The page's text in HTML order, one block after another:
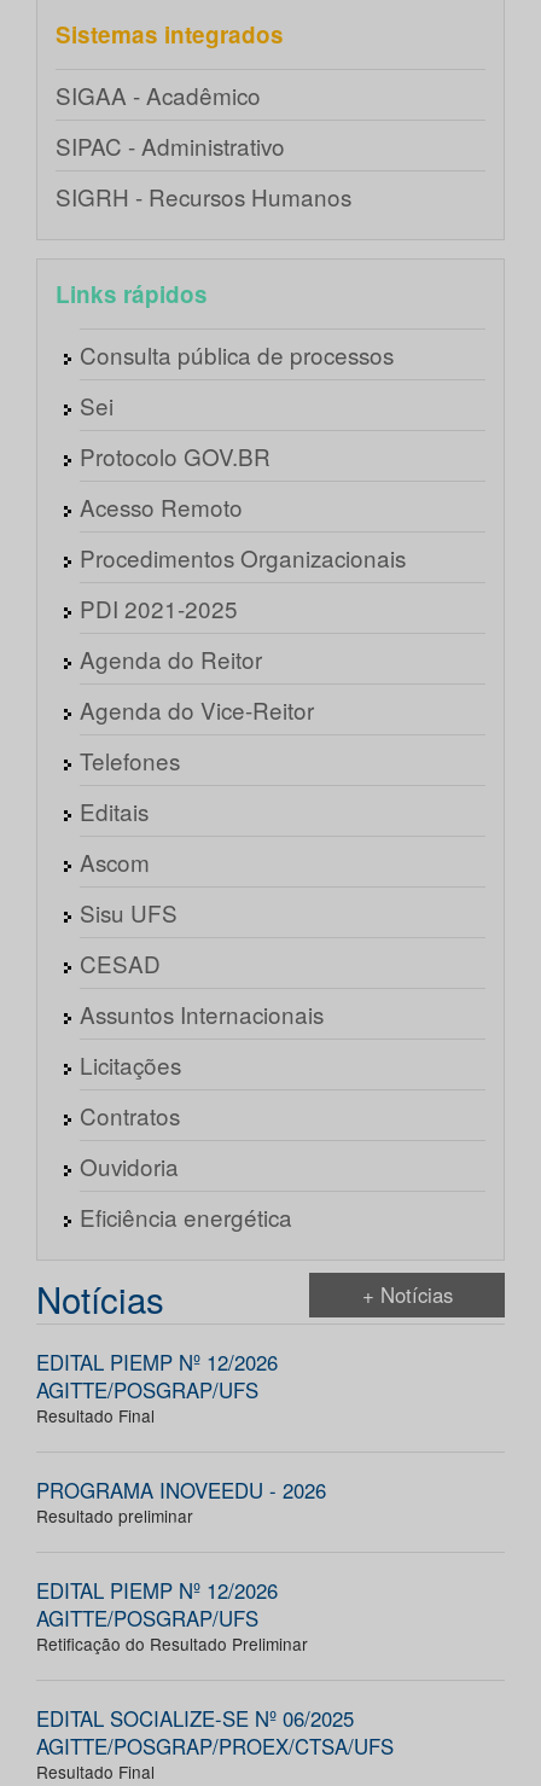
Sistemas integrados
SIGAA - Acadêmico
SIPAC - Administrativo
SIGRH - Recursos Humanos
Links rápidos
Consulta pública de processos
Sei
Protocolo GOV.BR
Acesso Remoto
Procedimentos Organizacionais
PDI 2021-2025
Agenda do Reitor
Agenda do Vice-Reitor
Telefones
Editais
Ascom
Sisu UFS
CESAD
Assuntos Internacionais
Licitações
Contratos
Ouvidoria
Eficiência energética
Notícias + Notícias
EDITAL PIEMP Nº 12/2026
AGITTE/POSGRAP/UFS
Resultado Final
PROGRAMA INOVEEDU - 2026
Resultado preliminar
EDITAL PIEMP Nº 12/2026
AGITTE/POSGRAP/UFS
Retificação do Resultado Preliminar
EDITAL SOCIALIZE-SE Nº 06/2025
AGITTE/POSGRAP/PROEX/CTSA/UFS
Resultado Final